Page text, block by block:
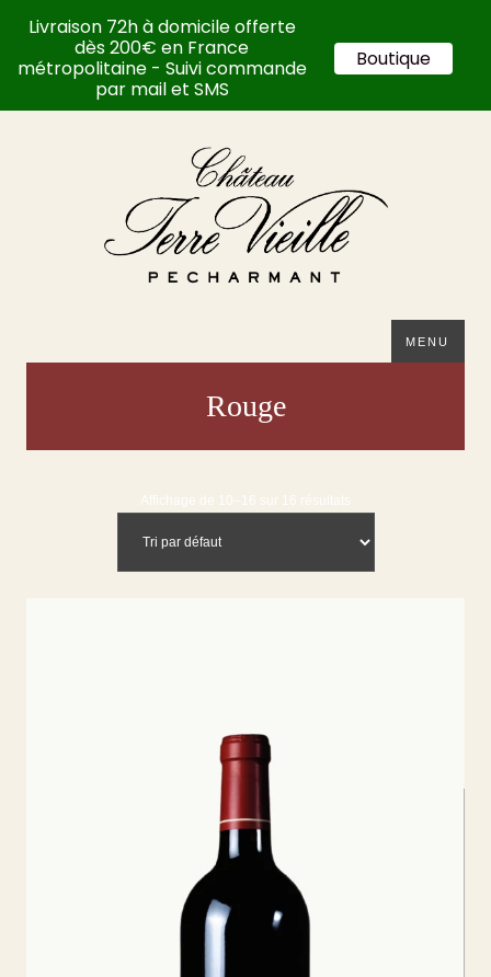
MENU
Rouge
Affichage de 10–16 sur 16 résultats
Livraison 72h à domicile offerte
dès 200€ en France
métropolitaine - Suivi commande
par mail et SMS
Boutique